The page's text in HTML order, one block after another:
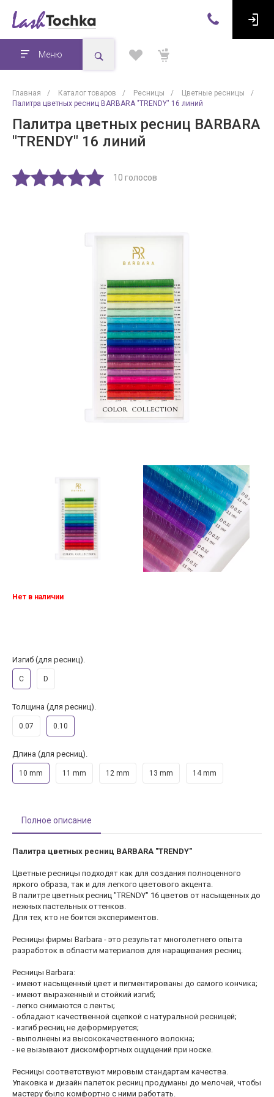
Меню
Главная / Каталог товаров / Ресницы / Цветные ресницы
/
Палитра цветных ресниц BARBARA "TRENDY" 16 линий
Палитра цветных ресниц BARBARA
"TRENDY" 16 линий
10 голосов
Нет в наличии
Изгиб (для ресниц).
C D
Толщина (для ресниц).
0.07 0.10
Длина (для ресниц).
10 mm 11 mm 12 mm 13 mm 14 mm
Полное описание
Палитра цветных ресниц BARBARA "TRENDY"
Цветные ресницы подходят как для создания полноценного
яркого образа, так и для легкого цветового акцента.
В палитре цветных ресниц "TRENDY" 16 цветов от насыщенных до
нежных пастельных оттенков.
Для тех, кто не боится экспериментов.
Ресницы фирмы Barbara - это результат многолетнего опыта
разработок в области материалов для наращивания ресниц.
Ресницы Barbara:
- имеют насыщенный цвет и пигментированы до самого кончика;
- имеют выраженный и стойкий изгиб;
- легко снимаются с ленты;
- обладают качественной сцепкой с натуральной ресницей;
- изгиб ресниц не деформируется;
- выполнены из высококачественного волокна;
- не вызывают дискомфортных ощущений при носке.
Ресницы соответствуют мировым стандартам качества.
Упаковка и дизайн палеток ресниц продуманы до мелочей, чтобы
мастеру было комфортно с ними работать.